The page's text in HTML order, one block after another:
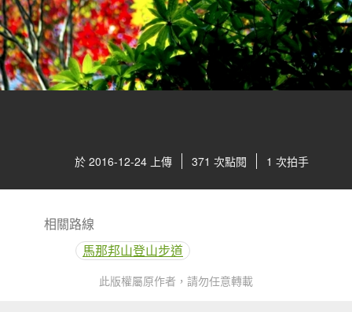
於 2016-12-24 上傳 371 次點閱 1 次拍手
相關路線
馬那邦山登山步道
此版權屬原作者，請勿任意轉載